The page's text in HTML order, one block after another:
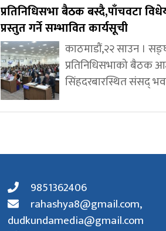
प्रतिनिधिसभा बैठक बस्दै,पाँचवटा
प्रस्तुत गर्ने सम्भावित कार्यसूची
काठमाडौं,२२ साउन ।
प्रतिनिधिसभाको बैठक
सिंहदरबारस्थित संसद्
9851362406
rahashya8@gmail.com,
dudkundamedia@gmail.com